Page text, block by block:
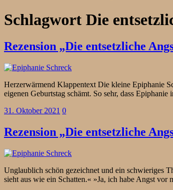
Schlagwort Die
Rezension „Die entsetzliche
Herzerwärmend Klappentext Die kleine Epiphanie
eigenen Geburtstag schämt. So sehr, dass
31. Oktober 2021 0
Rezension „Die entsetzliche
Unglaublich schön gezeichnet und ein schwieriges
sieht aus wie ein Schatten.« »Ja, ich habe Angst